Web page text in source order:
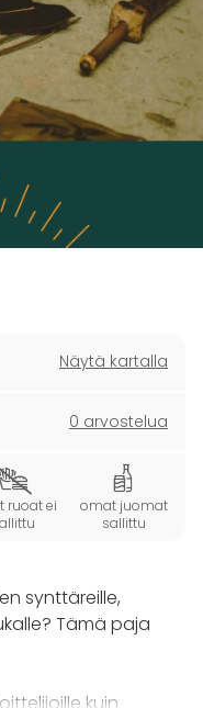
Näytä kartalla
0 arvostelua
ruoat ei
omat juomat
sallittu
synttäreille,
Tämä paja